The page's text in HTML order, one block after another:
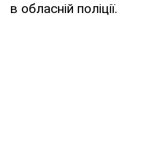
в обласній поліції.